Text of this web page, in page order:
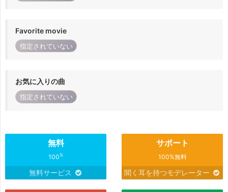
Favorite movie
指定されていない
お気に入りの曲
指定されていない
無料
100%
無料サービス
サポート
100%無料
聞く耳を持つモデレーター